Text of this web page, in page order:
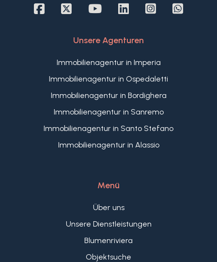
Unsere Agenturen
Immobilienagentur in Imperia
Immobilienagentur in Ospedaletti
Immobilienagentur in Bordighera
Immobilienagentur in Sanremo
Immobilienagentur in Santo Stefano
Immobilienagentur in Alassio
Menü
Über uns
Unsere Dienstleistungen
Blumenriviera
Objektsuche